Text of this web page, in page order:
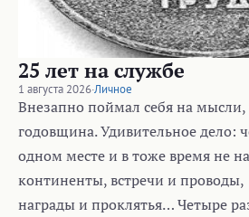
25 лет на службе
1 августа 2026·Личное
Внезапно поймал себя на мысли,
годовщина. Удивительное дело:
одном месте и в тоже время не
континенты, встречи и
награды и проклятья… Четыре